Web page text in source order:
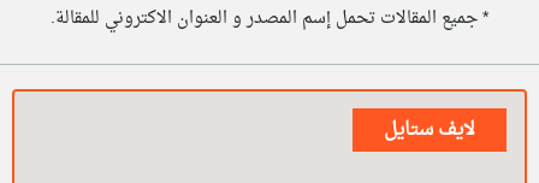
* جميع المقالات تحمل إسم المصدر و العنوان الاكتروني للمقالة.
لايف ستايل